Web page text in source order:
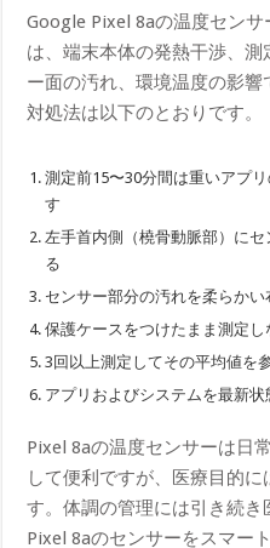
Google Pixel 8aの温度セン
は、端末本体の発熱干渉、
ー面の汚れ、環境温度の影
対処法は以下のとおりです。
測定前15〜30分間は重いアプ
す
左手首内側（橈骨動脈部）に
る
センサー部分の汚れを柔らか
保護ケースをつけたまま測定し
3回以上測定してその平均値を
アプリおよびシステムを最新状
Pixel 8aの温度センサーは日
して便利ですが、医療目的
す。体調の管理には引き続き
Pixel 8aのセンサーをスマー